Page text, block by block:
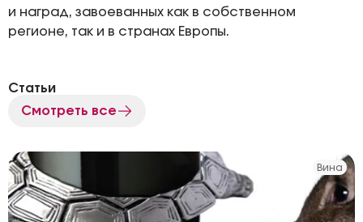
и наград, завоеванных как в собственном
регионе, так и в странах Европы.
Статьи
Смотреть все
Вина